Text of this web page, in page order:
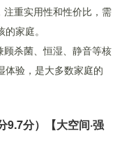
重实用性和性价比，需
家庭。
杀菌、恒湿、静音等核
体验，是大多数家庭的
9.7分）【大空间·强